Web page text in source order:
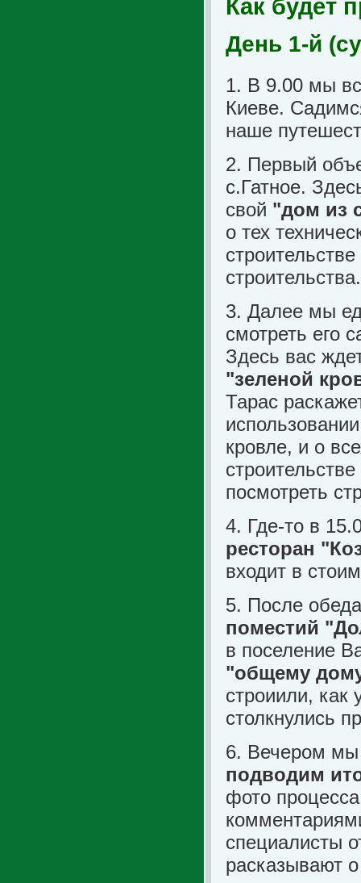
Как будет
День 1-й
1. В 9.00 мы
Киеве.
наше
2. Первый
с.Гатное.
свой "дом из
о тех
строительства.
3. Далее мы
смотреть его
Здесь вас
"зеленой
Тарас
кровле, и о
посмотреть
4. Где-то в
ресторан
входит в
5. После
поместий
в поселение
"общему
строиили, как
столкнулись
6. Вечером
подводим
фото
специалисты
расказывают